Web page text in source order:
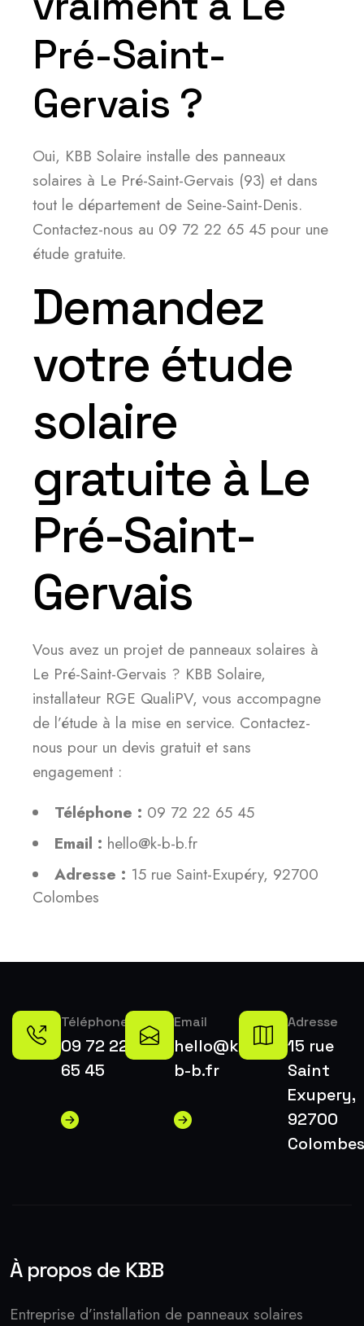
Pré-Saint-
Gervais ?
Oui, KBB Solaire installe des panneaux
solaires à Le Pré-Saint-Gervais (93) et dans
tout le département de Seine-Saint-Denis.
Contactez-nous au 09 72 22 65 45 pour une
étude gratuite.
Demandez
votre étude
solaire
gratuite à Le
Pré-Saint-
Gervais
Vous avez un projet de panneaux solaires à
Le Pré-Saint-Gervais ? KBB Solaire,
installateur RGE QualiPV, vous accompagne
de l’étude à la mise en service. Contactez-
nous pour un devis gratuit et sans
engagement :
Téléphone : 09 72 22 65 45
Email : hello@k-b-b.fr
Adresse : 15 rue Saint-Exupéry, 92700
Colombes
Téléphone
09 72 22
65 45
Email
hello@k-
b-b.fr
Adresse
15 rue
Saint
Exupery,
92700
Colombes
À propos de KBB
Entreprise d’installation de panneaux solaires